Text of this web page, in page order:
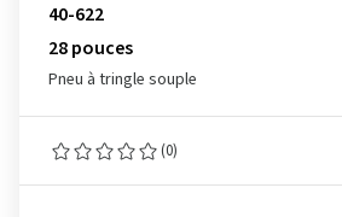
40-622
28 pouces
Pneu à tringle souple
(0)